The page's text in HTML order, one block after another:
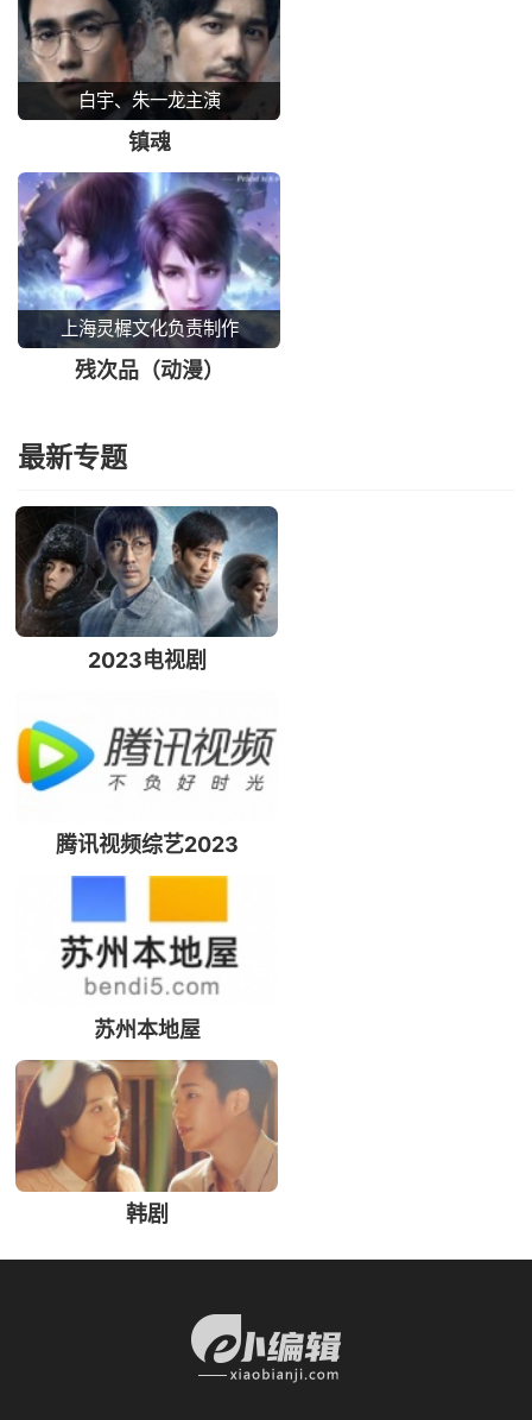
白宇、朱一龙主演
镇魂
上海灵樨文化负责制作
残次品（动漫）
最新专题
2023电视剧
腾讯视频综艺2023
苏州本地屋
韩剧